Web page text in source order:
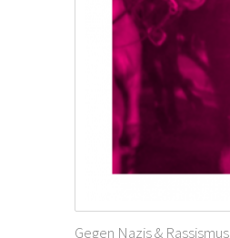
Gegen Nazis & Rassismus